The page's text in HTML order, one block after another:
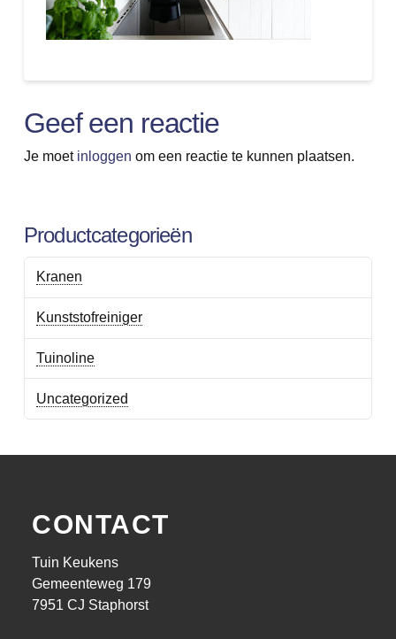
Geef een reactie
Je moet inloggen om een reactie te kunnen plaatsen.
Productcategorieën
Kranen
Kunststofreiniger
Tuinoline
Uncategorized
CONTACT
Tuin Keukens
Gemeenteweg 179
7951 CJ Staphorst